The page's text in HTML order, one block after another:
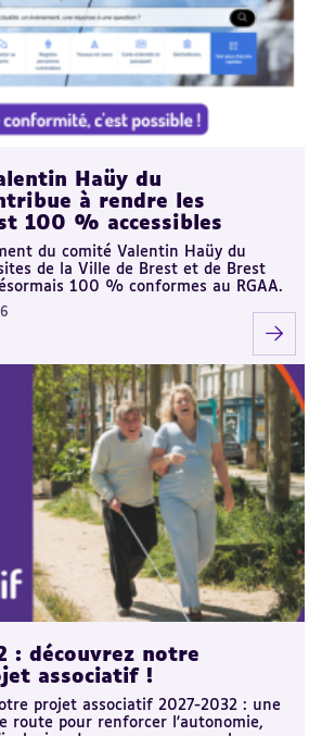
Haüy du
à rendre les
100 % accessibles
du comité Valentin Haüy du
de la Ville de Brest et de Brest
100 % conformes au RGAA.
: découvrez notre
associatif !
projet associatif 2027-2032 : une
route pour renforcer l'autonomie,